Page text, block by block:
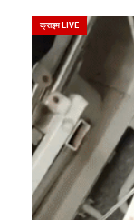
क्राइम LIVE